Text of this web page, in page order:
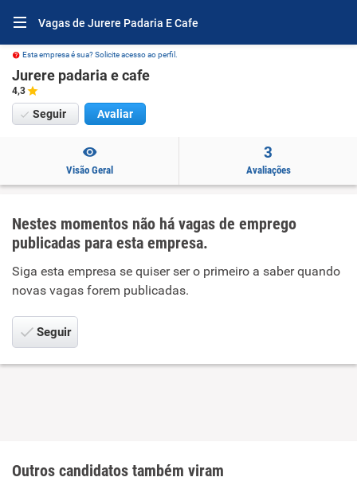
Vagas de Jurere Padaria E Cafe
Esta empresa é sua? Solicite acesso ao perfil.
Jurere padaria e cafe
4,3
Seguir Avaliar
Visão Geral
3
Avaliações
Nestes momentos não há vagas de emprego
publicadas para esta empresa.
Siga esta empresa se quiser ser o primeiro a saber quando
novas vagas forem publicadas.
Seguir
Outros candidatos também viram